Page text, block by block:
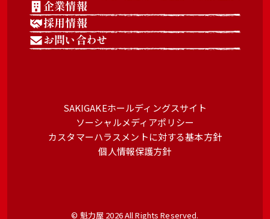
企業情報
採用情報
お問い合わせ
© 魁力屋 2026 All Rights Reserved.
SAKIGAKEホールディングスサイト
ソーシャルメディアポリシー
カスタマーハラスメントに対する基本方針
個人情報保護方針